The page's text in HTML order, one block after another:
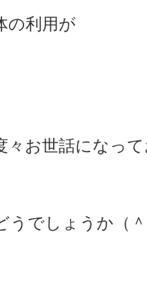
の利用が
々お世話になっ
でしょうか（＾